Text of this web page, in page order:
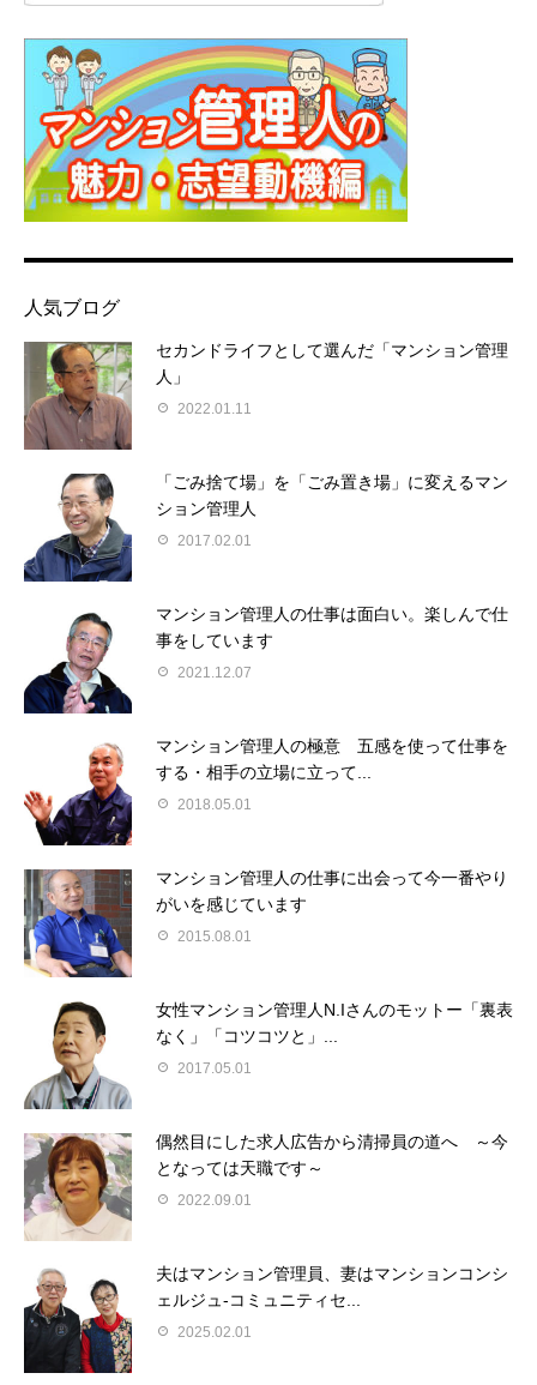
人気ブログ
セカンドライフとして選んだ「マンション管理
人」
2022.01.11
「ごみ捨て場」を「ごみ置き場」に変えるマン
ション管理人
2017.02.01
マンション管理人の仕事は面白い。楽しんで仕
事をしています
2021.12.07
マンション管理人の極意 五感を使って仕事を
する・相手の立場に立って...
2018.05.01
マンション管理人の仕事に出会って今一番やり
がいを感じています
2015.08.01
女性マンション管理人N.Iさんのモットー「裏表
なく」「コツコツと」...
2017.05.01
偶然目にした求人広告から清掃員の道へ ～今
となっては天職です～
2022.09.01
夫はマンション管理員、妻はマンションコンシ
ェルジュ-コミュニティセ...
2025.02.01